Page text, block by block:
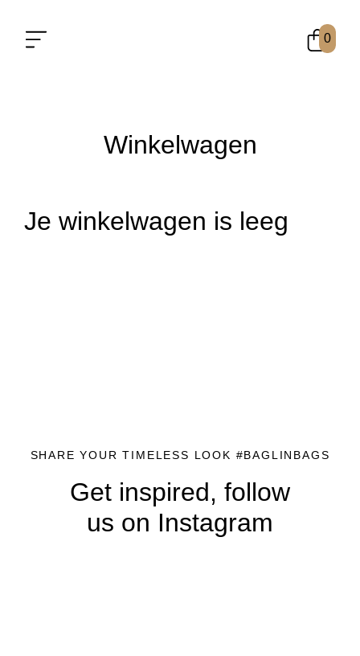
0
Winkelwagen
Je winkelwagen is leeg
SHARE YOUR TIMELESS LOOK #BAGLINBAGS
Get inspired, follow
us on Instagram